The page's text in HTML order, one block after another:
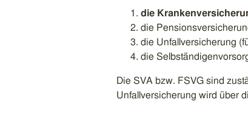
die
die
die Unfallversicherung
die
Die SVA bzw. FSVG sind
Unfallversicherung wird über